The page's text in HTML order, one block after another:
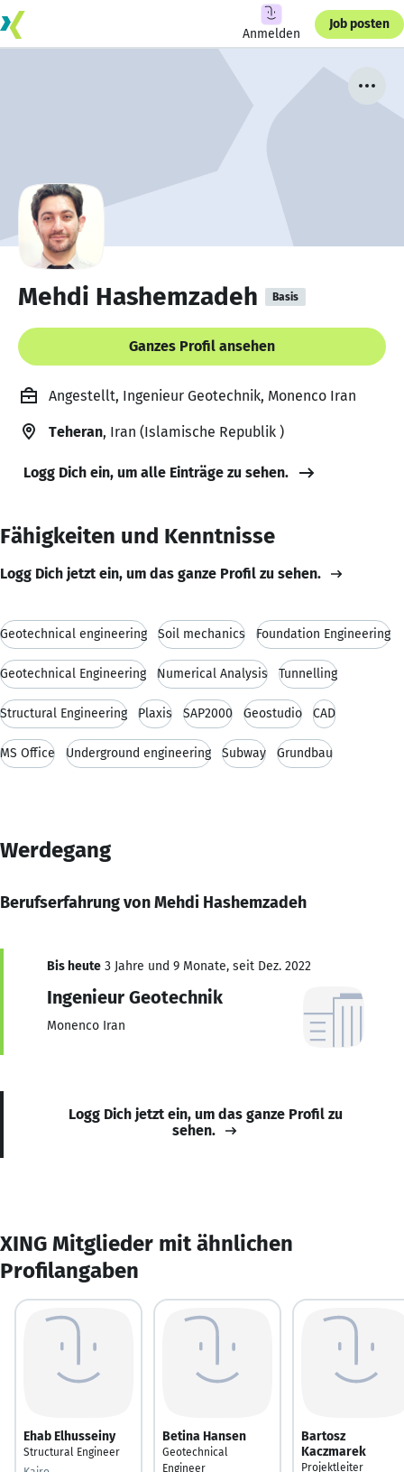
Anmelden
Job posten
Mehdi Hashemzadeh Basis
Ganzes Profil ansehen
Angestellt, Ingenieur Geotechnik, Monenco Iran
Teheran, Iran (Islamische Republik )
Logg Dich ein, um alle Einträge zu sehen.
Fähigkeiten und Kenntnisse
Logg Dich jetzt ein, um das ganze Profil zu sehen.
Geotechnical engineering Soil mechanics Foundation Engineering
Geotechnical Engineering Numerical Analysis Tunnelling
Structural Engineering Plaxis SAP2000 Geostudio CAD
MS Office Underground engineering Subway Grundbau
Werdegang
Berufserfahrung von Mehdi Hashemzadeh
Bis heute 3 Jahre und 9 Monate, seit Dez. 2022
Ingenieur Geotechnik
Monenco Iran
Logg Dich jetzt ein, um das ganze Profil zu
sehen.
XING Mitglieder mit ähnlichen
Profilangaben
Ehab Elhusseiny
Structural Engineer
Betina Hansen
Geotechnical
Engineer
Bartosz
Kaczmarek
Projektleiter